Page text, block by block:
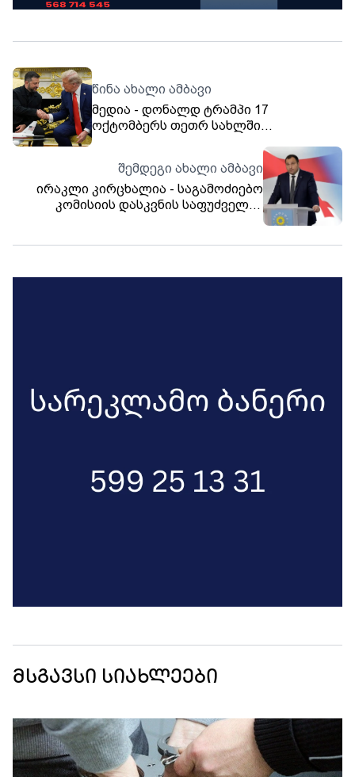
წინა ახალი ამბავი
მედია - დონალდ ტრამპი 17
ოქტომბერს თეთრ სახლში
შემდეგი ახალი ამბავი
ირაკლი კირცხალია - საგამოძიებო
კომისიის დასკვნის საფუძველზე
მსგავსი სიახლეები